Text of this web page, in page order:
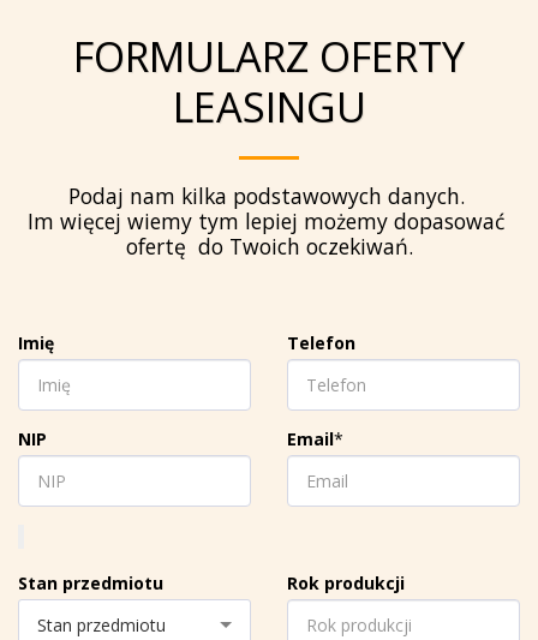
FORMULARZ OFERTY
LEASINGU
Podaj nam kilka podstawowych danych.
Im więcej wiemy tym lepiej możemy dopasować
ofertę  do Twoich oczekiwań.
Imię Telefon
NIP Email*
Stan przedmiotu
Stan przedmiotu
Rok produkcji